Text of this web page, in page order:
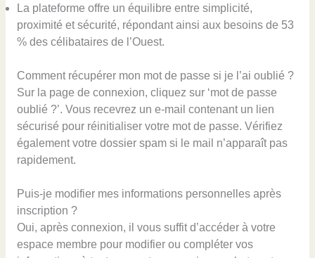
La plateforme offre un équilibre entre simplicité,
proximité et sécurité, répondant ainsi aux besoins de 53
% des célibataires de l’Ouest.
Comment récupérer mon mot de passe si je l’ai oublié ?
Sur la page de connexion, cliquez sur ‘mot de passe
oublié ?’. Vous recevrez un e-mail contenant un lien
sécurisé pour réinitialiser votre mot de passe. Vérifiez
également votre dossier spam si le mail n’apparaît pas
rapidement.
Puis-je modifier mes informations personnelles après
inscription ?
Oui, après connexion, il vous suffit d’accéder à votre
espace membre pour modifier ou compléter vos